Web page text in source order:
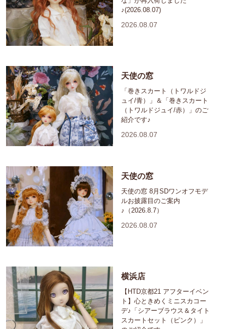
♪(2026.08.07)
2026.08.07
天使の窓
「巻きスカート（トワルドジ
ュイ/青）」＆「巻きスカート
（トワルドジュイ/赤）」のご
紹介です♪
2026.08.07
天使の窓
天使の窓 8月SDワンオフモデ
ルお披露目のご案内
♪（2026.8.7）
2026.08.07
横浜店
【HTD京都21 アフターイベン
ト】心ときめくミニスカコー
デ♪「シアーブラウス＆タイト
スカートセット（ピンク）」